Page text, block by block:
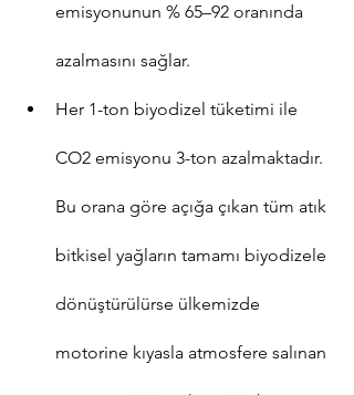
emisyonunun % 65–92 oranında
azalmasını sağlar.
Her 1-ton biyodizel tüketimi ile
CO2 emisyonu 3-ton azalmaktadır.
Bu orana göre açığa çıkan tüm atık
bitkisel yağların tamamı biyodizele
dönüştürülürse ülkemizde
motorine kıyasla atmosfere salınan